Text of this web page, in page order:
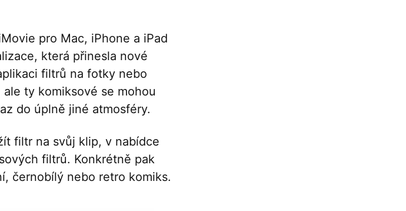
pro Mac, iPhone a iPad
která přinesla nové
filtrů na fotky nebo
ty komiksové se mohou
do úplně jiné atmosféry.
filtr na svůj klip, v nabídce
filtrů. Konkrétně pak
černobílý nebo retro komiks.